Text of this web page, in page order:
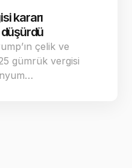
kararı
çelik ve
gümrük vergisi